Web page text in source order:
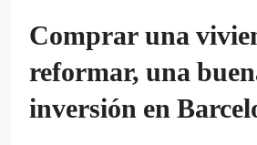
Comprar una
reformar, una
inversión en